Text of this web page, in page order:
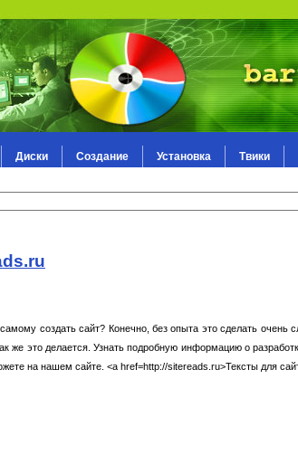
Диски Создание Установка Твики
создать сайт? Конечно, без опыта это сделать
же это делается. Узнать подробную информацию о
на нашем сайте. <a href=http://sitereads.ru>Тексты для